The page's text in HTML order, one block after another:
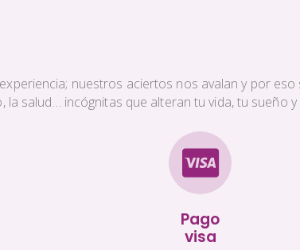
nuestros aciertos nos avalan y por
la salud… incógnitas que alteran tu vida, tu sueño
Pago
visa